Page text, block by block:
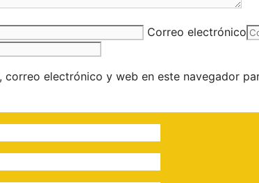
Correo electrónico
correo electrónico y web en este navegador